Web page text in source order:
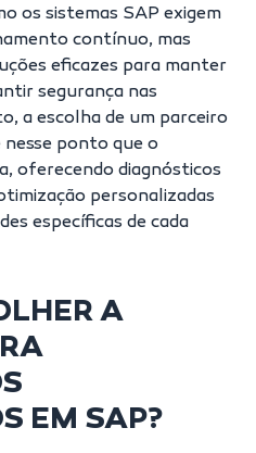
os sistemas SAP exigem
contínuo, mas
eficazes para manter
segurança nas
a escolha de um parceiro
nesse ponto que o
oferecendo diagnósticos
personalizadas
específicas de cada
A
EM SAP?